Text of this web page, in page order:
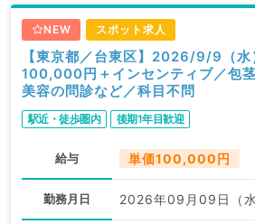
NEW スポット求人
【東京都／台東区】2026/9/9（
100,000円＋インセンティブ／包
美容の問診など／科目不問
駅近・徒歩圏内 後期1年目歓迎
給与 単価100,000円
勤務月日 2026年09月09日（水